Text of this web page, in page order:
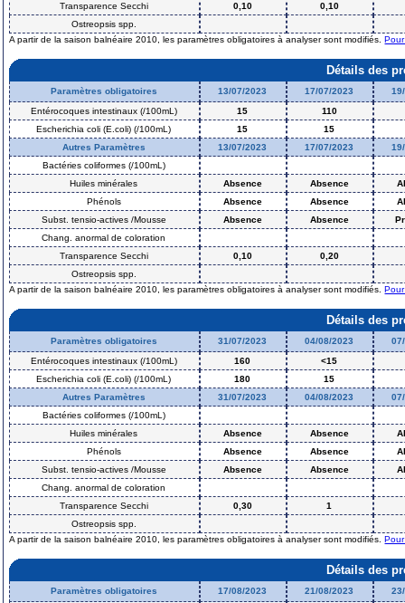
Transparence Secchi
0,10
0,10
Ostreopsis spp.
A partir de la saison balnéaire 2010, les paramètres obligatoires à analyser sont modifiés.
Détails des
Paramètres obligatoires 13/07/2023 17/07/2023
Entérocoques intestinaux (/100mL)
15
110
Escherichia coli (E.coli) (/100mL)
15
15
Autres Paramètres
13/07/2023 17/07/2023
Bactéries coliformes (/100mL)
Huiles minérales
Absence Absence
Phénols
Absence Absence
Subst. tensio-actives /Mousse
Absence Absence
Chang. anormal de coloration
Transparence Secchi
0,10
0,20
Ostreopsis spp.
A partir de la saison balnéaire 2010, les paramètres obligatoires à analyser sont modifiés.
Détails des
Paramètres obligatoires 31/07/2023 04/08/2023
Entérocoques intestinaux (/100mL)
160
<15
Escherichia coli (E.coli) (/100mL)
180
15
Autres Paramètres
31/07/2023 04/08/2023
Bactéries coliformes (/100mL)
Huiles minérales
Absence Absence
Phénols
Absence Absence
Subst. tensio-actives /Mousse
Absence Absence
Chang. anormal de coloration
Transparence Secchi
0,30
1
Ostreopsis spp.
A partir de la saison balnéaire 2010, les paramètres obligatoires à analyser sont modifiés.
Détails des
Paramètres obligatoires 17/08/2023 21/08/2023